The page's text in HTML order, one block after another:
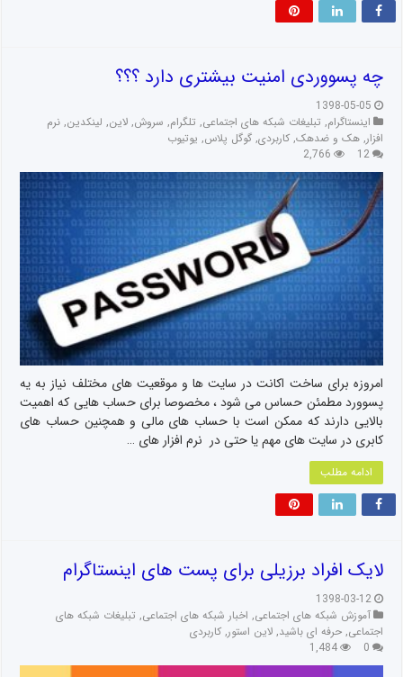
چه پسووردی امنیت بیشتری دارد ؟؟؟
1398-05-05
اینستاگرام, تبلیغات شبکه های اجتماعی, تلگرام, سروش, لاین, لینکدین, نرم
افزار, هک و ضدهک, کاربردی, گوگل پلاس, یوتیوب
12
2,766
امروزه برای ساخت اکانت در سایت ها و موقعیت های مختلف نیاز به یه
پسوورد مطمئن حساس می شود ، مخصوصا برای حساب هایی که اهمیت
بالایی دارند که ممکن است با حساب های مالی و همچنین حساب های
کابری در سایت های مهم یا حتی در نرم افزار های …
ادامه مطلب
لایک افراد برزیلی برای پست های اینستاگرام
1398-03-12
آموزش شبکه های اجتماعی, اخبار شبکه های اجتماعی, تبلیغات شبکه های
اجتماعی, حرفه ای باشید, لاین استور, کاربردی
0
1,484